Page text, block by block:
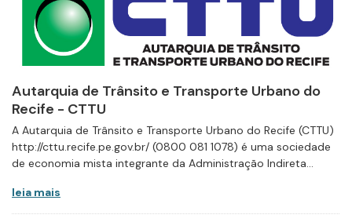
Autarquia de Trânsito e Transporte Urbano do
Recife - CTTU
A Autarquia de Trânsito e Transporte Urbano do Recife (CTTU)
http://cttu.recife.pe.gov.br/ (0800 081 1078) é uma sociedade
de economia mista integrante da Administração Indireta...
leia mais